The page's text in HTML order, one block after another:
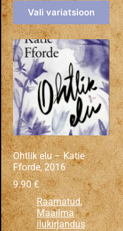
Vali variatsioon
Ohtlik elu – Katie
Fforde, 2016
9.90€
Raamatud,
Maailma
ilukirjandus